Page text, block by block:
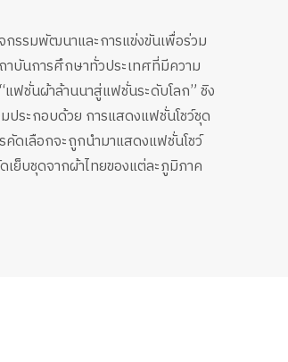
รรมพัฒนาและการแข่งขันเพื่อร่วม
บันการศึกษาทั่วประเทศที่มีความ
ฟชั่นผ้าล้านนาสู่แฟชั่นระดับโลก” ชิง
ประกอบด้วย การแสดงแฟชั่นโชว์ชุด
ดเลือกจะถูกนํามาแสดงแฟชั่นโชว์
ย็บชุดจากผ้าไทยของแต่ละภูมิภาค